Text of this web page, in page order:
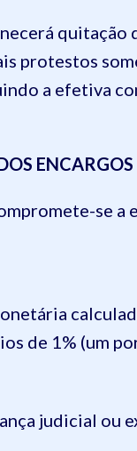
quitação
protestos
a efetiva
se a
de 1% (um
judicial ou